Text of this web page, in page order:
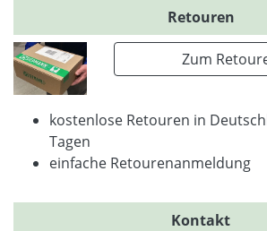
Retouren
Zum
kostenlose Retouren in
Tagen
einfache Retourenanmeldung
Kontakt